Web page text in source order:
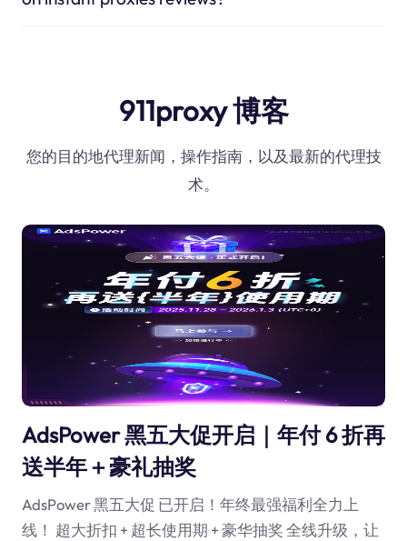
911proxy 博客
您的目的地代理新闻，操作指南，以及最新的代理技
术。
AdsPower 黑五大促开启｜年付 6 折再
送半年＋豪礼抽奖
AdsPower 黑五大促 已开启！年终最强福利全力上
线！ 超大折扣 + 超长使用期 + 豪华抽奖 全线升级，让